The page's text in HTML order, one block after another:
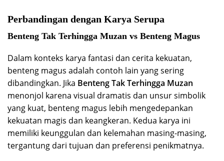
Perbandingan dengan Karya Serupa
Benteng Tak Terhingga Muzan vs Benteng Magus
Dalam konteks karya fantasi dan cerita kekuatan,
benteng magus adalah contoh lain yang sering
dibandingkan. Jika Benteng Tak Terhingga Muzan
menonjol karena visual dramatis dan unsur simbolik
yang kuat, benteng magus lebih mengedepankan
kekuatan magis dan keangkeran. Kedua karya ini
memiliki keunggulan dan kelemahan masing-masing,
tergantung dari tujuan dan preferensi penikmatnya.